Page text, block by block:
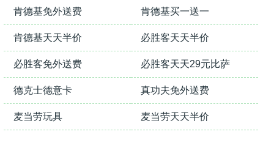
肯德基免外送费 肯德基买一送一
肯德基天天半价 必胜客天天半价
必胜客免外送费 必胜客天天29元比萨
德克士德意卡 真功夫免外送费
麦当劳玩具 麦当劳天天半价